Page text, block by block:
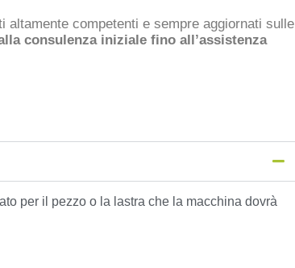
competenti e sempre aggiornati sulle
consulenza iniziale fino all’assistenza
per il pezzo o la lastra che la macchina dovrà